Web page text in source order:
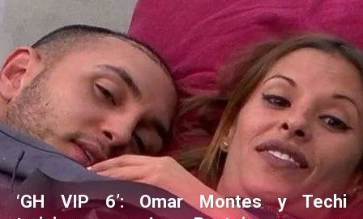
‘GH VIP 6’: Omar Montes y Techi